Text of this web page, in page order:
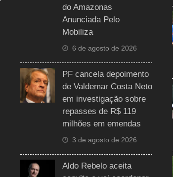
do Amazonas
Anunciada Pelo
Mobiliza
6 de agosto de 2026
PF cancela depoimento
de Valdemar Costa Neto
em investigação sobre
repasses de R$ 119
milhões em emendas
3 de agosto de 2026
Aldo Rebelo aceita